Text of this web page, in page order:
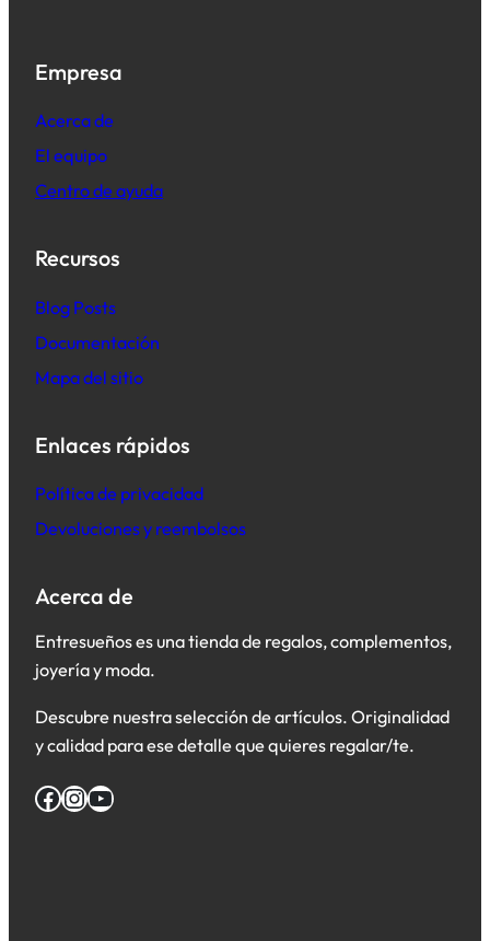
Empresa
Acerca de
El equipo
Centro de ayuda
Recursos
Blog Posts
Documentación
Mapa del sitio
Enlaces rápidos
Política de privacidad
Devoluciones y reembolsos
Acerca de
Entresueños es una tienda de regalos, complementos,
joyería y moda.
Descubre nuestra selección de artículos. Originalidad
y calidad para ese detalle que quieres regalar/te.
Facebook InstagramYouTube